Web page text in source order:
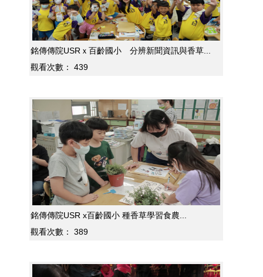
銘傳傳院USRｘ百齡國小 分辨新聞資訊與香草...
觀看次數：
439
銘傳傳院USR x百齡國小 種香草學習食農...
觀看次數：
389